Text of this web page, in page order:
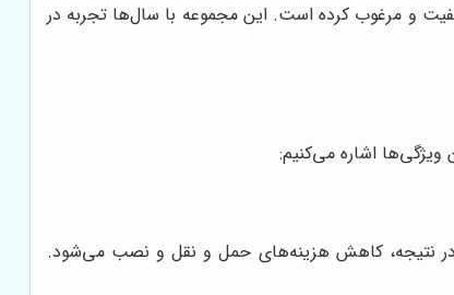
کیفیت و مرغوب کرده است. این مجموعه با سال‌ها تجربه در
ویژگی‌ها اشاره می‌کنیم:
در نتیجه، کاهش هزینه‌های حمل و نقل و نصب می‌شود.